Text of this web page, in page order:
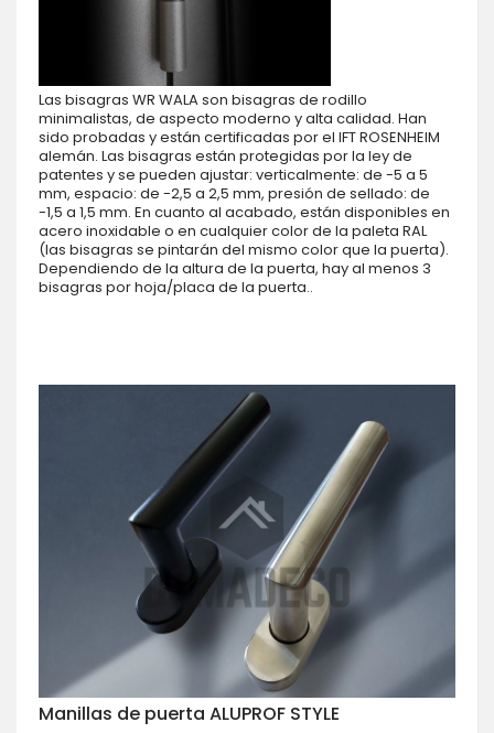
Las bisagras WR WALA son bisagras de rodillo
minimalistas, de aspecto moderno y alta calidad. Han
sido probadas y están certificadas por el IFT ROSENHEIM
alemán. Las bisagras están protegidas por la ley de
patentes y se pueden ajustar: verticalmente: de -5 a 5
mm, espacio: de -2,5 a 2,5 mm, presión de sellado: de
-1,5 a 1,5 mm. En cuanto al acabado, están disponibles en
acero inoxidable o en cualquier color de la paleta RAL
(las bisagras se pintarán del mismo color que la puerta).
Dependiendo de la altura de la puerta, hay al menos 3
bisagras por hoja/placa de la puerta..
Manillas de puerta ALUPROF STYLE